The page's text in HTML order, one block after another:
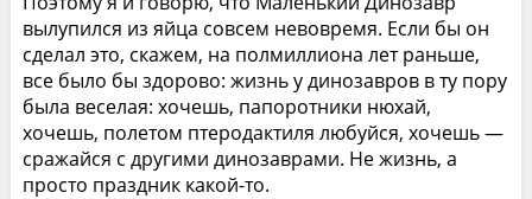
вылупился из яйца совсем невовремя. Если бы он
сделал это, скажем, на полмиллиона лет раньше,
все было бы здорово: жизнь у динозавров в ту пору
была веселая: хочешь, папоротники нюхай,
хочешь, полетом птеродактиля любуйся, хочешь —
сражайся с другими динозаврами. Не жизнь, а
просто праздник какой-то.